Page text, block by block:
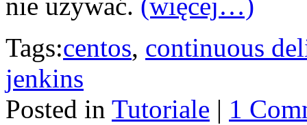
nie używać. (więcej…)
Tags:centos, continuous
jenkins
Posted in Tutoriale | 1